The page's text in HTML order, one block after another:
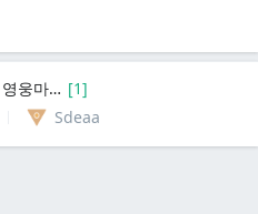
오버워치 거의 처음하는데 영웅마다 가이드 해 주실분? [1]
Sdeaa